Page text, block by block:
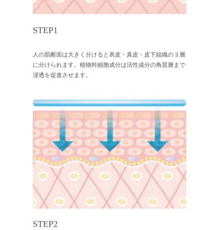
STEP1
人の肌断面は大きく分けると表皮・真皮・皮下組織の３層
に分けられます。植物幹細胞成分は活性成分の角質層まで
浸透を促進させます。
STEP2